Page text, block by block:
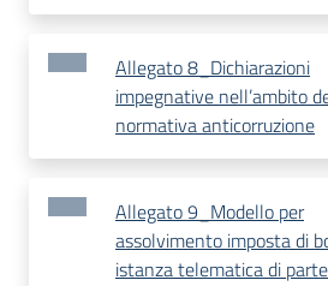
Allegato 8_Dichiarazioni
impegnative nell’ambito
normativa anticorruzione
Allegato 9_Modello per
assolvimento imposta di
istanza telematica di